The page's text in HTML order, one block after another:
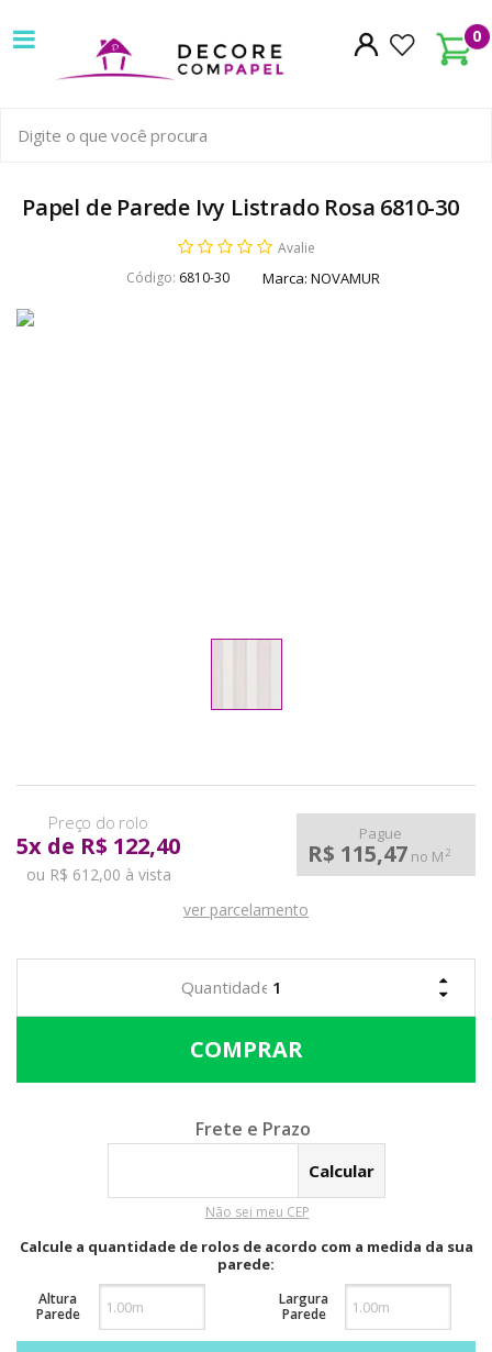
0
Decore
com
papel
pioneira
venda
Papel de Parede Ivy Listrado Rosa 6810-30
Avalie
Código: 6810-30 Marca: NOVAMUR
5x de R$ 122,40
ou R$ 612,00 à vista
Pague
R$ 115,47 no M2
ver parcelamento
Calcular o Frete
Não sei meu CEP
Calcule a quantidade de rolos de acordo com a medida da sua
parede:
Altura
Parede
Largura
Parede